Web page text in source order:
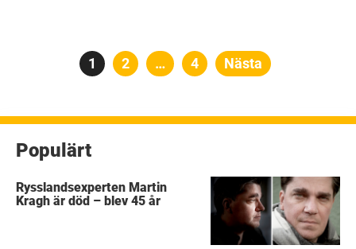
Sidnumrering
Sida
1 Sida
2 … Sida
4 Nästa
Populärt
Rysslandsexperten Martin
Kragh är död – blev 45 år